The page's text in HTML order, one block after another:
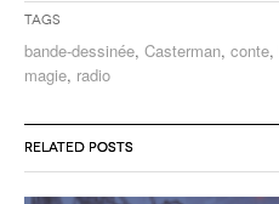
Tags
bande-dessinée, Casterman, conte,
magie, radio
RELATED POSTS